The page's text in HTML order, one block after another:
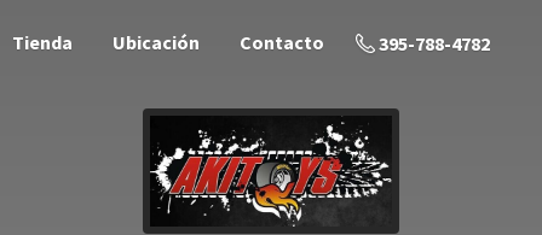
Tienda Ubicación Contacto 395-788-4782